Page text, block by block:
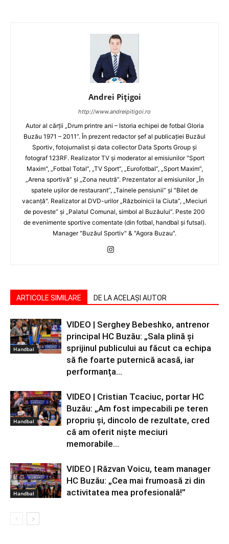
Andrei Pițigoi
http://www.andreipitigoi.ro
Autor al cărţii „Drum printre ani – Istoria echipei de fotbal Gloria
Buzău 1971 – 2011”. În prezent redactor şef al publicaţiei Buzăul
Sportiv, fotojurnalist şi data collector Data Sports Group şi
fotograf 123RF. Realizator TV şi moderator al emisiunilor "Sport
Maxim", „Fotbal Total”, „TV Sport”, „Eurofotbal”, „Sport Maxim”,
„Arena sportivă” şi „Zona neutră”. Prezentator al emisiunilor „În
spatele uşilor de restaurant”, „Tainele pensiunii” şi "Bilet de
vacanţă". Realizator al DVD-urilor „Războinicii la Ciuta”, „Meciuri
de poveste” şi „Palatul Comunal, simbol al Buzăului”. Peste 200
de evenimente sportive comentate (din fotbal, handbal şi futsal).
Manager "Buzăul Sportiv" & "Agora Buzau".
ARTICOLE SIMILARE DE LA ACELAȘI AUTOR
Handbal
VIDEO | Serghey Bebeshko, antrenor
principal HC Buzău: „Sala plină și
sprijinul publicului au făcut ca echipa
să fie foarte puternică acasă, iar
performanța...
Handbal
VIDEO | Cristian Tcaciuc, portar HC
Buzău: „Am fost impecabili pe teren
propriu și, dincolo de rezultate, cred
că am oferit niște meciuri
memorabile...
Handbal
VIDEO | Răzvan Voicu, team manager
HC Buzău: „Cea mai frumoasă zi din
activitatea mea profesională!”